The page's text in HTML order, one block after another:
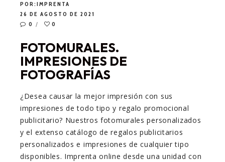
POR:IMPRENTA
26 DE AGOSTO DE 2021
0
0
FOTOMURALES.
IMPRESIONES DE
FOTOGRAFÍAS
¿Desea causar la mejor impresión con sus
impresiones de todo tipo y regalo promocional
publicitario? Nuestros fotomurales personalizados
y el extenso catálogo de regalos publicitarios
personalizados e impresiones de cualquier tipo
disponibles. Imprenta online desde una unidad con